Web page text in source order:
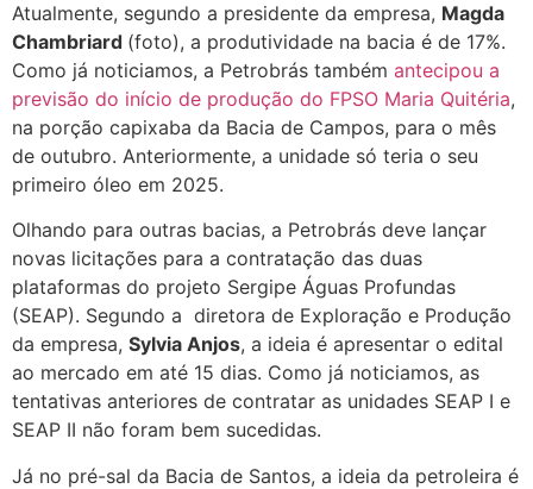
Atualmente, segundo a presidente da empresa, Magda
Chambriard (foto), a produtividade na bacia é de 17%.
Como já noticiamos, a Petrobrás também antecipou a
previsão do início de produção do FPSO Maria Quitéria,
na porção capixaba da Bacia de Campos, para o mês
de outubro. Anteriormente, a unidade só teria o seu
primeiro óleo em 2025.
Olhando para outras bacias, a Petrobrás deve lançar
novas licitações para a contratação das duas
plataformas do projeto Sergipe Águas Profundas
(SEAP). Segundo a diretora de Exploração e Produção
da empresa, Sylvia Anjos, a ideia é apresentar o edital
ao mercado em até 15 dias. Como já noticiamos, as
tentativas anteriores de contratar as unidades SEAP I e
SEAP II não foram bem sucedidas.
Já no pré-sal da Bacia de Santos, a ideia da petroleira é